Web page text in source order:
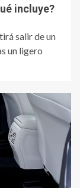
incluye?
salir de un
un ligero